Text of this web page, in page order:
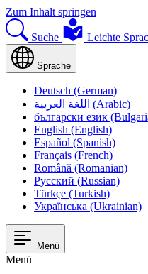
Zum Inhalt springen
Suche Leichte
Sprache
Deutsch (German)
اللغة العربية (Arabic)
български език
English (English)
Español (Spanish)
Français (French)
Română (Romanian)
Русский (Russian)
Türkçe (Turkish)
Українська (Ukrainian)
Menü
Menü